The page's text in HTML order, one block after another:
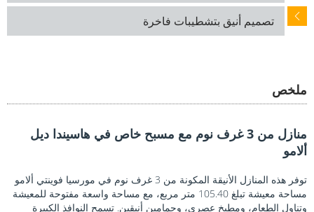
تصميم أنيق بتشطيبات فاخرة
ملخص
منازل من 3 غرف نوم مع مسبح خاص في هاسيندا ديل
ألامو
توفر هذه المنازل الأنيقة المكونة من 3 غرف نوم في مورسيا فوينتي ألامو
مساحة معيشة تبلغ 105.40 متر مربع، مع مساحة واسعة مفتوحة للمعيشة
وتناول الطعام، ومطبخ عصري، وحمامين أنيقين. تسمح النوافذ الكبيرة